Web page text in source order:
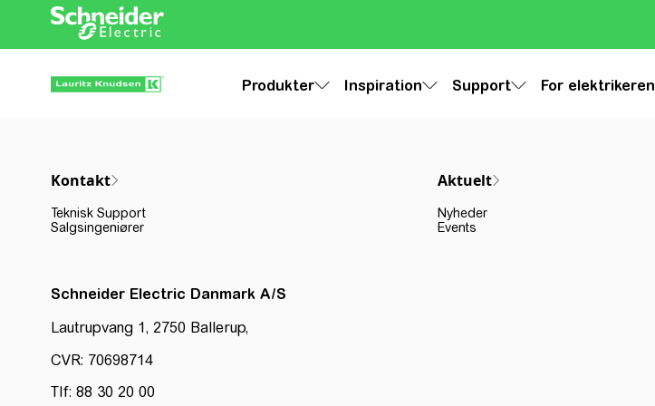
Produkter Inspiration Support For elektrikeren
Kontakt
Teknisk Support
Salgsingeniører
Aktuelt
Nyheder
Events
Schneider Electric Danmark A/S
Lautrupvang 1, 2750 Ballerup,
CVR: 70698714
Tlf: 88 30 20 00